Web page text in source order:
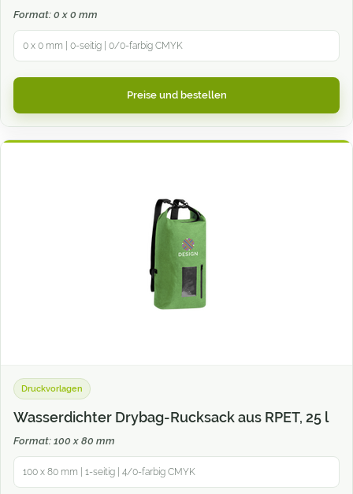
Format: 0 x 0 mm
0 x 0 mm | 0-seitig | 0/0-farbig CMYK
Preise und bestellen
Druckvorlagen
Wasserdichter Drybag-Rucksack aus RPET, 25 l
Format: 100 x 80 mm
100 x 80 mm | 1-seitig | 4/0-farbig CMYK